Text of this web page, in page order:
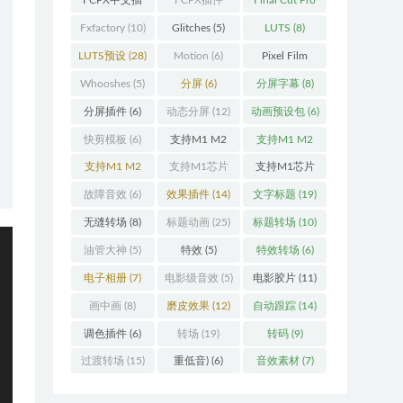
件(26) (109) (13)
Fxfactory(10) Glitches (5) LUTS (8)
LUTS预设 (28) Motion (6) Pixel Film
Studios(11)
Whooshes (5) 分屏(6) 分屏字幕 (8)
分屏插件 (6) 动态分屏 (12) 动画预设包(6)
快剪模板 (6) 支持M1 M2
(18)
支持M1 M2
M3(25)
支持M1 M2
M3 M4(25)
支持M1芯片
(5)
支持M1芯片
fcpx插件
(460)
故障音效 (6) 效果插件 (14) 文字标题 (19)
无缝转场 (8) 标题动画 (25) 标题转场 (10)
油管大神 (5) 特效 (5) 特效转场 (6)
电子相册 (7) 电影级音效 (5) 电影胶片 (11)
画中画 (8) 磨皮效果 (12) 自动跟踪 (14)
调色插件 (6) 转场 (19) 转码(9)
过渡转场 (15) 重低音) (6) 音效素材(7)